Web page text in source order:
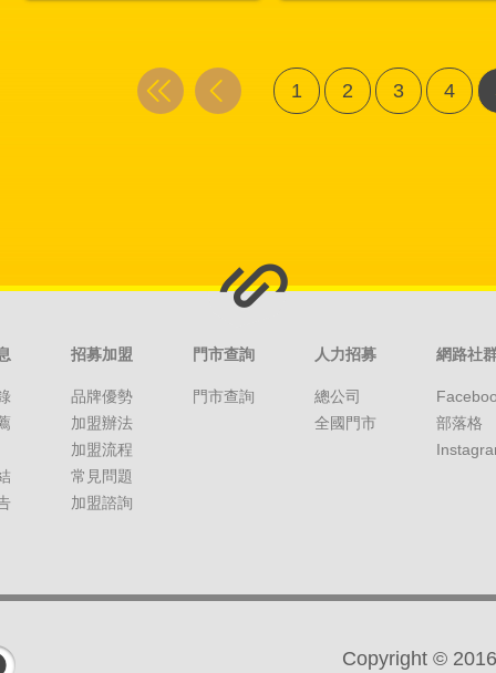
1 2 3 4
招募加盟
品牌優勢
加盟辦法
加盟流程
常見問題
加盟諮詢
門市查詢
門市查詢
人力招募
總公司
全國門市
網路社
部落格
Copyright ©